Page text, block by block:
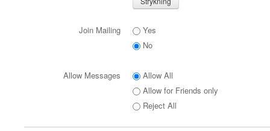
Join Mailing
Yes
No
Allow Messages
Allow All
Allow for Friends only
Reject All